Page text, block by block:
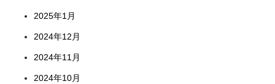
2025年1月
2024年12月
2024年11月
2024年10月